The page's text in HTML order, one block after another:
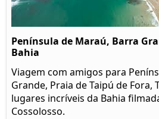
Península de Maraú, Barra
Bahia
Viagem com amigos para
Grande, Praia de Taipú de Fora,
lugares incríveis da Bahia
Cossolosso.